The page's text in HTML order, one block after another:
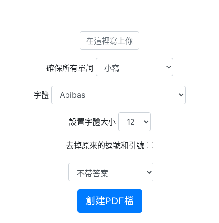
確保所有單詞
字體
設置字體大小
去掉原來的逗號和引號
創建PDF檔